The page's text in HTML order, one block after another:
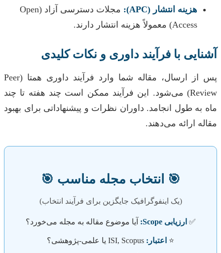
هزینه انتشار (APC):
مجلات دسترسی آزاد (Open
Access) معمولاً هزینه انتشار دارند.
آشنایی با فرآیند داوری و نکات کلیدی
پس از ارسال، مقاله شما وارد فرآیند داوری همتا (Peer
Review) می‌شود. این فرآیند ممکن است چند هفته تا چند
ماه به طول انجامد. داوران نظرات و پیشنهاداتی برای بهبود
مقاله ارائه می‌دهند.
🎯 انتخاب مجله مناسب 🎯
(یک اینفوگرافیک جایگزین برای فرآیند انتخاب)
✅ ارزیابی Scope: آیا موضوع مقاله به مجله می‌خورد؟
⭐ اعتبار: